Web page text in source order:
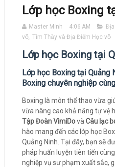
Lớp học Boxing
Master Minh 4:06 AM Địa
võ, Tìm Thầy và Địa Điểm Học võ
Lớp học Boxing tại
Lớp học Boxing tại Quảng
Boxing chuyên nghiệp
Boxing là môn thể thao vừa
vừa nâng cao khả năng tự vệ
Tập Đoàn VimiDovà Câu lạc
hào mang đến các lớp học
Quảng Ninh. Tại đây, bạn sẽ
pháp huấn luyện tiên tiến
nghiệp vụ sư phạm xuất sắc,